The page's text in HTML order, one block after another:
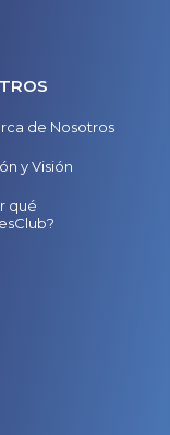
de Nosotros
y Visión
qué